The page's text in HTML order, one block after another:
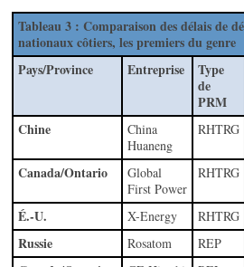
Tableau 3 : Comparaison des délais de
nationaux côtiers, les premiers du genre
Pays/Province
Entreprise
Type
de
PRM
Chine
China
Huaneng
RHTRG
Canada/Ontario
Global
First Power
RHTRG
É.-U. X-Energy RHTRG
Russie Rosatom REP